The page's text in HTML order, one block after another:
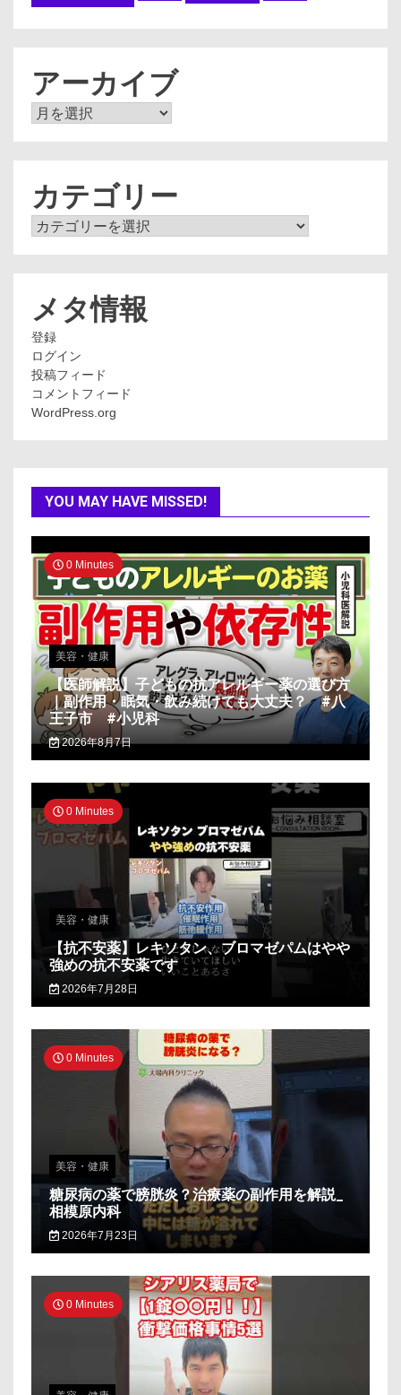
アーカイブ
ア
カテゴリー
カ
メタ情報
登録
ログイン
投稿フィード
コメントフィード
WordPress.org
YOU MAY HAVE MISSED!
0 Minutes
美容・健康
【医師解説】子どもの抗アレルギー薬の選び方
｜副作用・眠気・飲み続けても大丈夫？ #八
王子市 #小児科
2026年8月7日
0 Minutes
美容・健康
【抗不安薬】レキソタン、ブロマゼパムはやや
強めの抗不安薬です
2026年7月28日
0 Minutes
美容・健康
糖尿病の薬で膀胱炎？治療薬の副作用を解説_
相模原内科
2026年7月23日
0 Minutes